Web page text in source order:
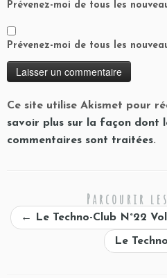
Prévenez-moi de tous les
Prévenez-moi de tous les
Ce site utilise Akismet pour
savoir plus sur la façon dont
commentaires sont traitées.
Parcourir
← Le Techno-Club N°22
Le